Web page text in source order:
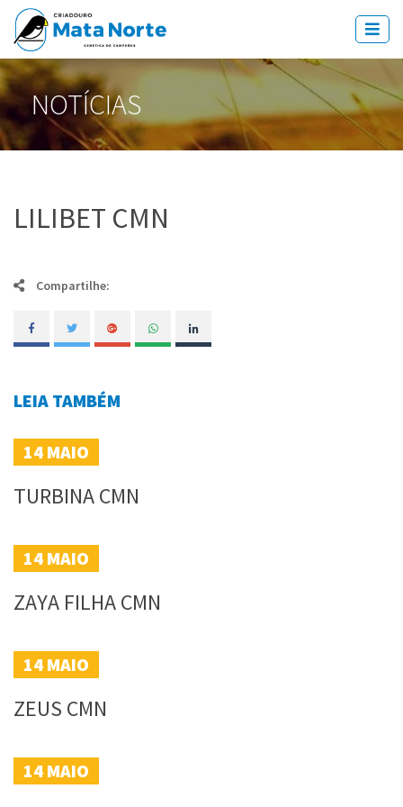
NOTÍCIAS
LILIBET CMN
Compartilhe:
LEIA TAMBÉM
14 MAIO
TURBINA CMN
14 MAIO
ZAYA FILHA CMN
14 MAIO
ZEUS CMN
14 MAIO